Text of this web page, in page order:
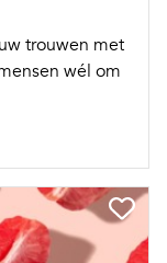
trouwen met
wél om